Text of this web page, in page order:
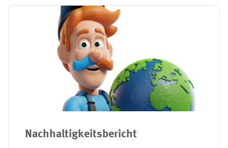
Nachhaltigkeitsbericht